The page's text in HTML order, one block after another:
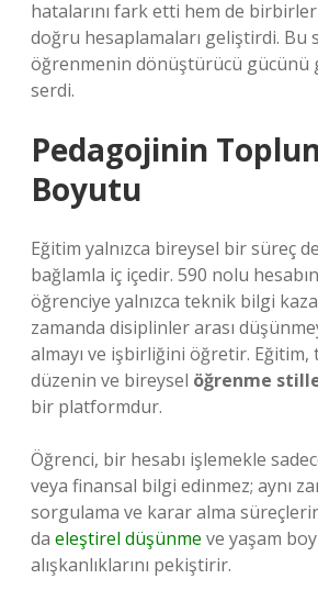
hatalarını fark etti hem de
doğru hesaplamaları geliştirdi. Bu
öğrenmenin dönüştürücü gücünü
serdi.
Pedagojinin
Boyutu
Eğitim yalnızca bireysel bir süreç
bağlamla iç içedir. 590 nolu
öğrenciye yalnızca teknik bilgi
zamanda disiplinler arası
almayı ve işbirliğini öğretir. Eğitim,
düzenin ve bireysel öğrenme
bir platformdur.
Öğrenci, bir hesabı işlemekle
veya finansal bilgi edinmez; aynı
sorgulama ve karar alma
da eleştirel düşünme ve yaşam
alışkanlıklarını pekiştirir.